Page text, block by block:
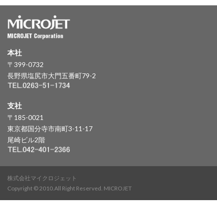
本社
〒399-0732
長野県塩尻市大門五番町79-2
支社
〒185-0021
東京都国分寺市南町3-11-17
尾崎ビル2階
株式会社マイクロジェット
Copyright © 2010.All Right Reserved. MICROJET